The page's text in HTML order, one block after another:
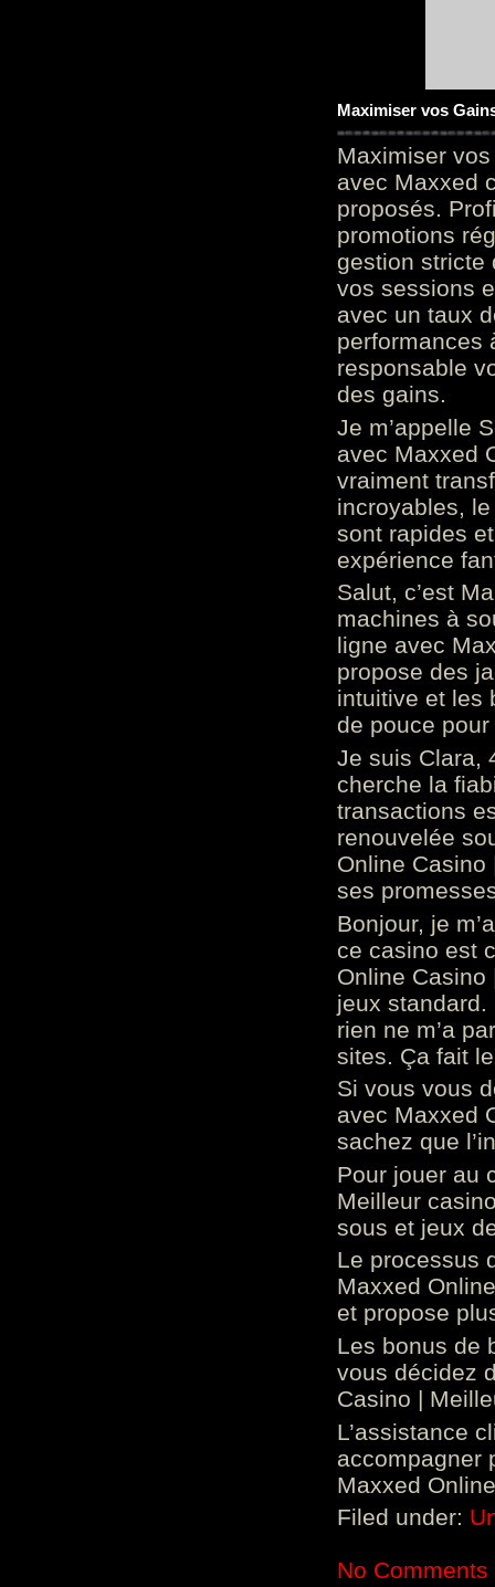
Maximiser vos
Maximiser
avec Maxxed
proposés.
promotions
gestion stricte
vos sessions
avec un taux
performances
responsable
des gains.
Je m’appelle
avec Maxxed
vraiment
incroyables,
sont rapides
expérience
Salut, c’est
machines à
ligne avec
propose des
intuitive et les
de pouce
Je suis Clara,
cherche la
transactions
renouvelée
Online
ses
Bonjour, je
ce casino est
Online
jeux standard.
rien ne m’a
sites. Ça fait
Si vous vous
avec Maxxed
sachez que
Pour jouer au
Meilleur
sous et jeux
Le processus
Maxxed
et propose
Les bonus de
vous décidez
Casino |
L’assistance
accompagner
Maxxed
Filed under:
No Comments